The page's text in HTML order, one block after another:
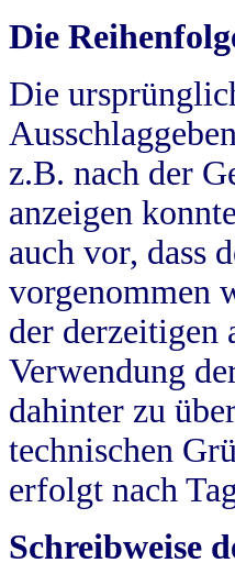
Die
Die
z.B. nach der
anzeigen
auch vor, dass
vorgenommen
der derzeitigen
Verwendung
dahinter zu
technischen
erfolgt nach
Schreibweise